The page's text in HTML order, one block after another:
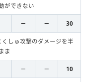
ができない
－ － 30
しゅ攻撃のダメージを半
ま
－ － 10